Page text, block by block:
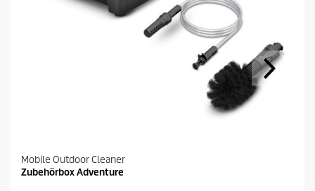
Mobile Outdoor Cleaner
Zubehörbox Adventure